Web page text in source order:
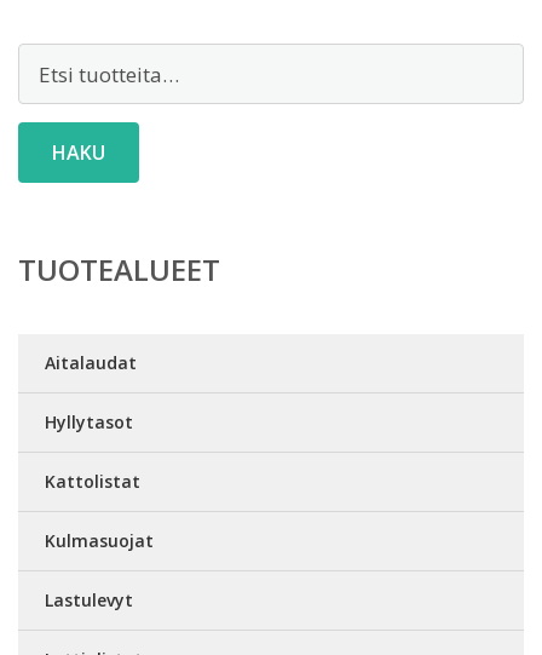
HAKU
TUOTEALUEET
Aitalaudat
Hyllytasot
Kattolistat
Kulmasuojat
Lastulevyt